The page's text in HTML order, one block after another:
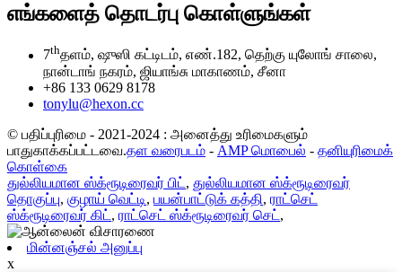
எங்களைத் தொடர்பு கொள்ளுங்கள்
7thதளம், ஷுஸி கட்டிடம், எண்.182, தெற்கு யுலோங் சாலை,
நான்டாங் நகரம், ஜியாங்சு மாகாணம், சீனா
+86 133 0629 8178
tonylu@hexon.cc
© பதிப்புரிமை - 2021-2024 : அனைத்து உரிமைகளும்
பாதுகாக்கப்பட்டவை.தள வரைபடம் - AMP மொபைல் - தனியுரிமைக்
கொள்கை
துல்லியமான ஸ்க்ரூடிரைவர் பிட் , துல்லியமான ஸ்க்ரூடிரைவர்
தொகுப்பு, குழாய் வெட்டி, பயன்பாட்டுக் கத்தி, ராட்செட்
ஸ்க்ரூடிரைவர் கிட் , ராட்செட் ஸ்க்ரூடிரைவர் செட் ,
மின்னஞ்சல் அனுப்பு
x